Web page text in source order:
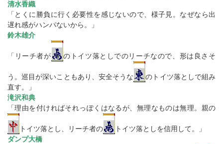
清水香織
「とくに勝負に行く必要性を感じないので、様子見。なぜなら出
遅れ感がハンパないから。」
鈴木雄介
「リーチ者が のトイツ落としでのリーチなので、形は良さそ
う。巡目が深いこともあり、安全そうな
のトイツ落としで組み
直す。」
滝沢和典
「理由を付ければそれっぽくはなるが、無理なものは無理。親の
トイツ落とし、リーチ者の
トイツ落としを信用して。」
ダンプ大橋